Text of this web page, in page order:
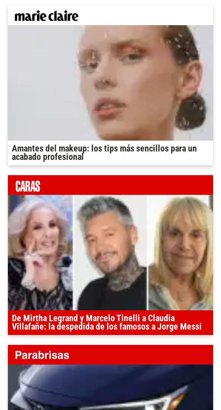
Amantes del makeup: los tips más sencillos para un
acabado profesional
De Mirtha Legrand y Marcelo Tinelli a Claudia
Villafañe: la despedida de los famosos a Jorge Messi